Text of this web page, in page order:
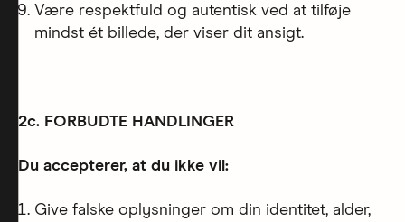
Være respektfuld og autentisk ved at tilføje
mindst ét billede, der viser dit ansigt.
2c. FORBUDTE HANDLINGER
Du accepterer, at du ikke vil:
Give falske oplysninger om din identitet, alder,